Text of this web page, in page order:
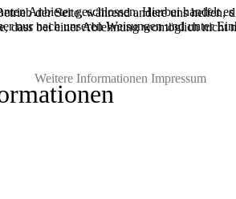
Anbieter geschlossen. Hierbei handelt
nur nach unseren Weisungen und unter
der Seite, während andere uns
dass bei einer Ablehnung womöglich
Weitere Informationen Impressum